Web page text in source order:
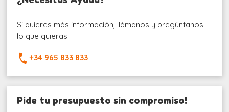
Si quieres más información, llámanos y pregúntanos
lo que quieras.
+34 965 833 833
Pide tu presupuesto sin compromiso!